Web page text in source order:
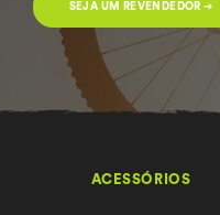
SEJA UM REVENDEDOR ➔
ACESSÓRIOS